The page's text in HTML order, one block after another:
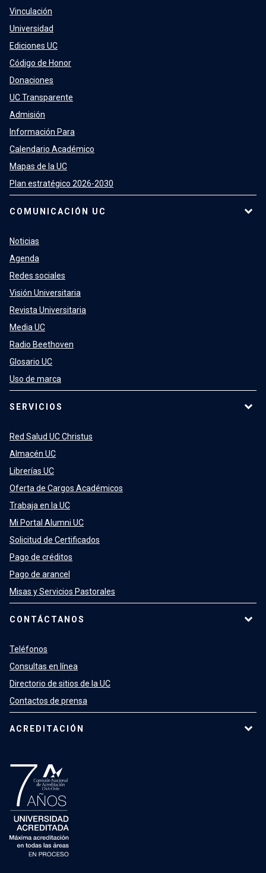
Vinculación
Universidad
Ediciones UC
Código de Honor
Donaciones
UC Transparente
Admisión
Información Para
Calendario Académico
Mapas de la UC
Plan estratégico 2026-2030
COMUNICACIÓN UC
Noticias
Agenda
Redes sociales
Visión Universitaria
Revista Universitaria
Media UC
Radio Beethoven
Glosario UC
Uso de marca
SERVICIOS
Red Salud UC Christus
Almacén UC
Librerías UC
Oferta de Cargos Académicos
Trabaja en la UC
Mi Portal Alumni UC
Solicitud de Certificados
Pago de créditos
Pago de arancel
Misas y Servicios Pastorales
CONTÁCTANOS
Teléfonos
Consultas en línea
Directorio de sitios de la UC
Contactos de prensa
ACREDITACIÓN